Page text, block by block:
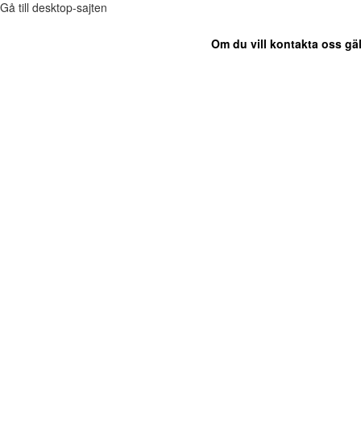
Gå till desktop-sajten
Om du vill kontakta oss